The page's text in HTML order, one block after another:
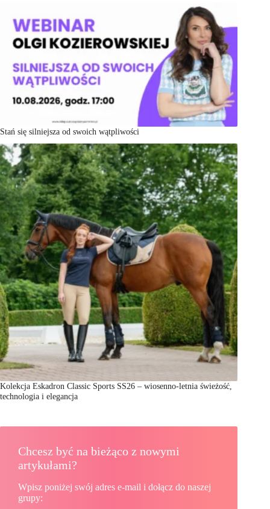
Stań się silniejsza od swoich wątpliwości
Kolekcja Eskadron Classic Sports SS26 – wiosenno-letnia świeżość,
technologia i elegancja
Chcesz być na bieżąco z nowymi
artykułami?
Wpisz poniżej swój adres e-mail i dołącz do naszej
grupy: